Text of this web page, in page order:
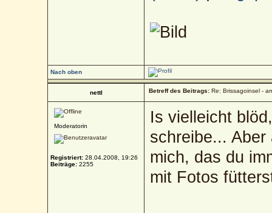
Nach oben
nettl Betreff des Beitrags: Re: Brissagoinsel -
Moderatorin
Registriert: 28.04.2008, 19:26
Beiträge: 2255
Is vielleicht
schreibe...
mich, das du
mit Fotos